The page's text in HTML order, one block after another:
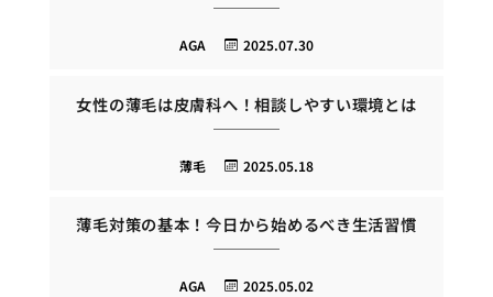
2025.07.30
AGA
女性の薄毛は皮膚科へ！相談しやすい環境とは
2025.05.18
薄毛
薄毛対策の基本！今日から始めるべき生活習慣
2025.05.02
AGA